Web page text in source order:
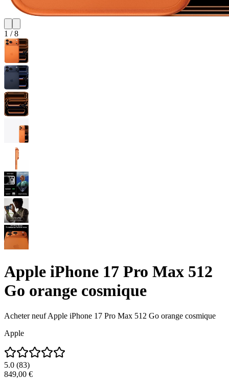
1 /8
Apple iPhone 17 Pro Max 512
Go orange cosmique
Acheter neuf Apple iPhone 17 Pro Max 512 Go orange cosmique
Apple
5.0 (83)
849,00 €